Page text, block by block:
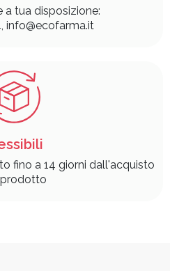
a tua disposizione:
info@ecofarma.it
fino a 14 giorni dall'acquisto